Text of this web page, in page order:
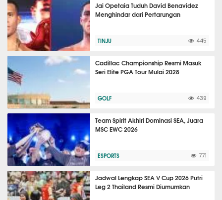
Jai Opetaia Tuduh David Benavidez
Menghindar dari Pertarungan
TINJU 445
Cadillac Championship Resmi Masuk
Seri Elite PGA Tour Mulai 2028
GOLF 439
Team Spirit Akhiri Dominasi SEA, Juara
MSC EWC 2026
ESPORTS 771
Jadwal Lengkap SEA V Cup 2026 Putri
Leg 2 Thailand Resmi Diumumkan